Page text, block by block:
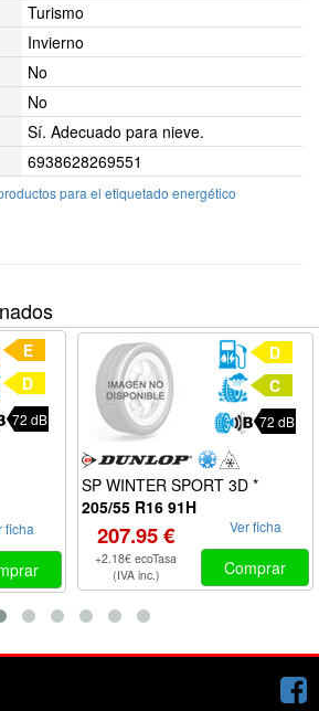
Turismo
Invierno
No
No
Sí. Adecuado para nieve.
6938628269551
para el etiquetado energético
E
D
72 dB
ficha
D
C
72 dB
SP WINTER SPORT 3D *
205/55 R16 91H
207.95 €
+2.18€ ecoTasa
(IVA inc.)
Ver ficha
Comprar